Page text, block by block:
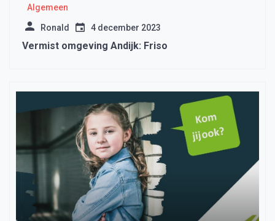
Algemeen
Ronald 4 december 2023
Vermist omgeving Andijk: Friso